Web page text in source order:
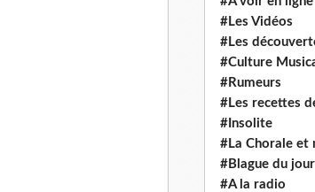
#Les Vidéos
#Les
#Culture
#Rumeurs
#Les recettes
#Insolite
#La Chorale et
#Blague du jour
#A la radio